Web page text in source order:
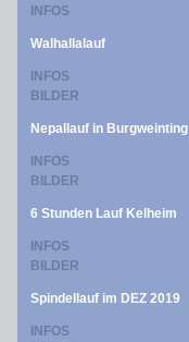
INFOS
Walhallalauf
INFOS
BILDER
Nepallauf in Burgweinting
INFOS
BILDER
6 Stunden Lauf Kelheim
INFOS
BILDER
Spindellauf im DEZ 2019
INFOS